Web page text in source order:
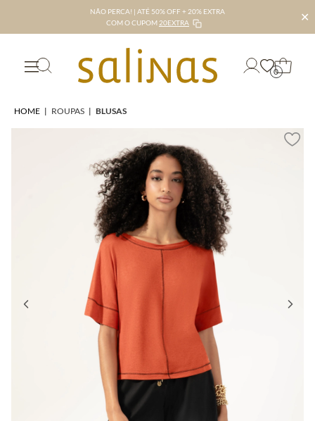
NÃO PERCA! | ATÉ 50% OFF + 20% EXTRA
COM O CUPOM 20EXTRA ✕
0
HOME | ROUPAS | BLUSAS